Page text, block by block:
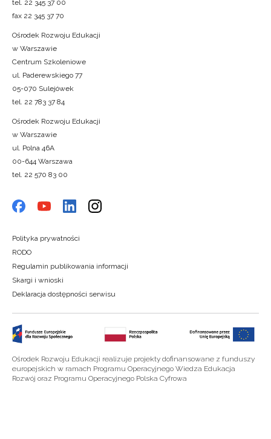
tel. 22 345 37 00
fax 22 345 37 70
Ośrodek Rozwoju Edukacji
w Warszawie
Centrum Szkoleniowe
ul. Paderewskiego 77
05-070 Sulejówek
tel. 22 783 37 84
Ośrodek Rozwoju Edukacji
w Warszawie
ul. Polna 46A
00-644 Warszawa
tel. 22 570 83 00
Polityka prywatności
RODO
Regulamin publikowania informacji
Skargi i wnioski
Deklaracja dostępności serwisu
Ośrodek Rozwoju Edukacji realizuje projekty dofinansowane z funduszy
europejskich w ramach Programu Operacyjnego Wiedza Edukacja
Rozwój oraz Programu Operacyjnego Polska Cyfrowa